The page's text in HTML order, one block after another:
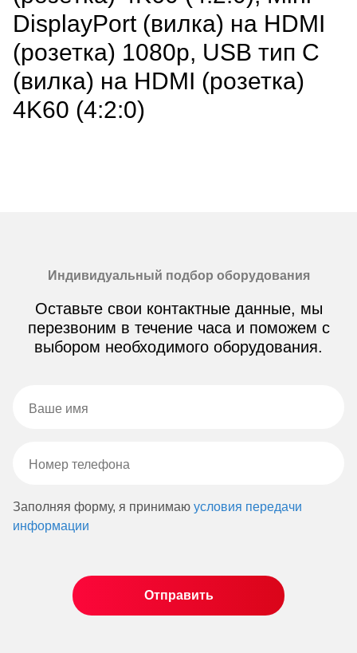
DisplayPort (вилка) на HDMI
(розетка) 1080p, USB тип C
(вилка) на HDMI (розетка)
4K60 (4:2:0)
Индивидуальный подбор оборудования
Оставьте свои контактные данные, мы
перезвоним в течение часа и поможем с
выбором необходимого оборудования.
Заполняя форму, я принимаю условия передачи
информации